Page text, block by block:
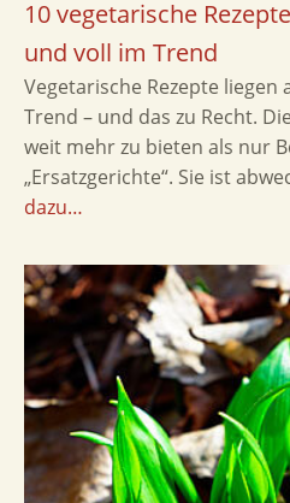
10 vegetarische
und voll im Trend
Vegetarische Rezepte liegen
Trend – und das zu Recht.
weit mehr zu bieten als nur
„Ersatzgerichte“. Sie ist
dazu…